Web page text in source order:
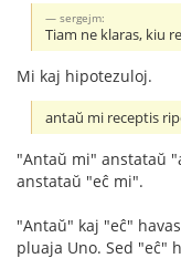
sergejm:
Tiam ne klaras, kiu
Mi kaj hipotezuloj.
antaŭ mi receptis
"Antaŭ mi" anstataŭ
anstataŭ "eĉ mi".
"Antaŭ" kaj "eĉ"
pluaja Uno. Sed "eĉ"